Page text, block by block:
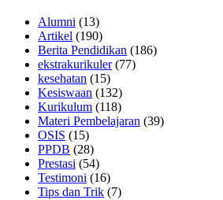
Alumni (13)
Artikel (190)
Berita Pendidikan (186)
ekstrakurikuler(77)
kesehatan (15)
Kesiswaan (132)
Kurikulum (118)
Materi Pembelajaran (39)
OSIS (15)
PPDB (28)
Prestasi (54)
Testimoni (16)
Tips dan Trik (7)